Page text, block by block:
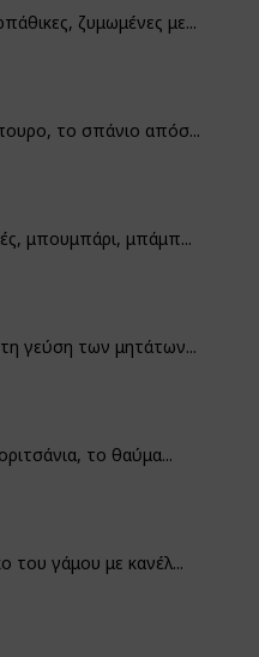
ζυμωμένες με...
το σπάνιο απόσ...
μπουμπάρι, μπάμπ...
γεύση των μητάτων...
το θαύμα...
του γάμου με κανέλ...